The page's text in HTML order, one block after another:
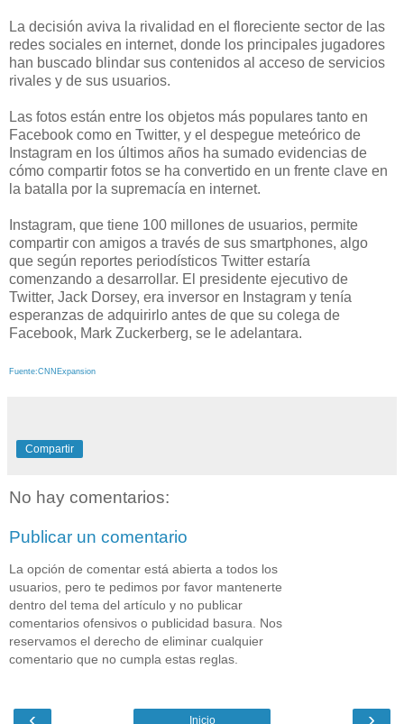
La decisión aviva la rivalidad en el floreciente sector de las
redes sociales en internet, donde los principales jugadores
han buscado blindar sus contenidos al acceso de servicios
rivales y de sus usuarios.
Las fotos están entre los objetos más populares tanto en
Facebook como en Twitter, y el despegue meteórico de
Instagram en los últimos años ha sumado evidencias de
cómo compartir fotos se ha convertido en un frente clave en
la batalla por la supremacía en internet.
Instagram, que tiene 100 millones de usuarios, permite
compartir con amigos a través de sus smartphones, algo
que según reportes periodísticos Twitter estaría
comenzando a desarrollar. El presidente ejecutivo de
Twitter, Jack Dorsey, era inversor en Instagram y tenía
esperanzas de adquirirlo antes de que su colega de
Facebook, Mark Zuckerberg, se le adelantara.
Fuente:CNNExpansion
Compartir
No hay comentarios:
Publicar un comentario
La opción de comentar está abierta a todos los
usuarios, pero te pedimos por favor mantenerte
dentro del tema del artículo y no publicar
comentarios ofensivos o publicidad basura. Nos
reservamos el derecho de eliminar cualquier
comentario que no cumpla estas reglas.
‹ ›
Inicio